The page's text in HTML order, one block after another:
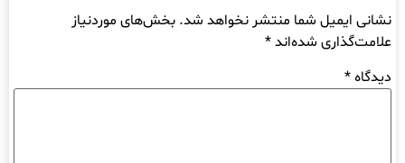
نشانی ایمیل شما منتشر نخواهد شد. بخش‌های موردنیاز
علامت‌گذاری شده‌اند*
دیدگاه*